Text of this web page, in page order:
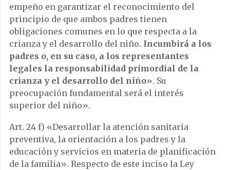
empeño en garantizar el reconocimiento del
principio de que ambos padres tienen
obligaciones comunes en lo que respecta a la
crianza y el desarrollo del niño. Incumbirá a los
padres o, en su caso, a los representantes
legales la responsabilidad primordial de la
crianza y el desarrollo del niño». Su
preocupación fundamental será el interés
superior del niño».
Art. 24 f) «Desarrollar la atención sanitaria
preventiva, la orientación a los padres y la
educación y servicios en materia de planificación
de la familia». Respecto de este inciso la Ley